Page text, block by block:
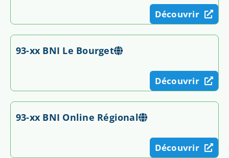
Découvrir
93-xx BNI Le Bourget
Découvrir
93-xx BNI Online Régional
Découvrir